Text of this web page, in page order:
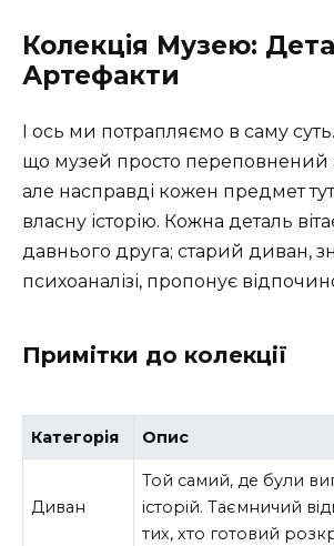
Колекція Музею:
Артефакти
І ось ми потрапляємо в саму
що музей просто переповнений
але насправді кожен предмет
власну історію. Кожна деталь
давнього друга; старий диван,
психоаналізі, пропонує
Примітки до колекції
Категорія Опис
Диван
Той самий, де були
історій. Таємничий
тих, хто готовий